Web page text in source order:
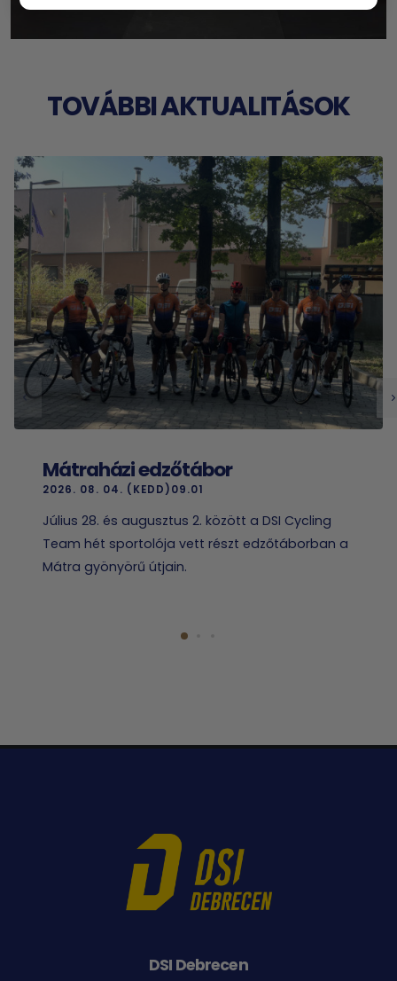
TOVÁBBI AKTUALITÁSOK
Mátraházi edzőtábor
2026. 08. 04. (KEDD)09.01
Július 28. és augusztus 2. között a DSI Cycling
Team hét sportolója vett részt edzőtáborban a
Mátra gyönyörű útjain.
DSI Debrecen